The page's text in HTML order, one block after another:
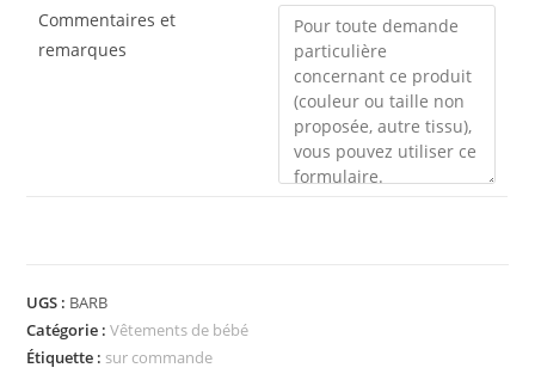
Barboteuse
Commentaires et
remarques
UGS : BARB
Catégorie :Vêtements de bébé
Étiquette : sur commande